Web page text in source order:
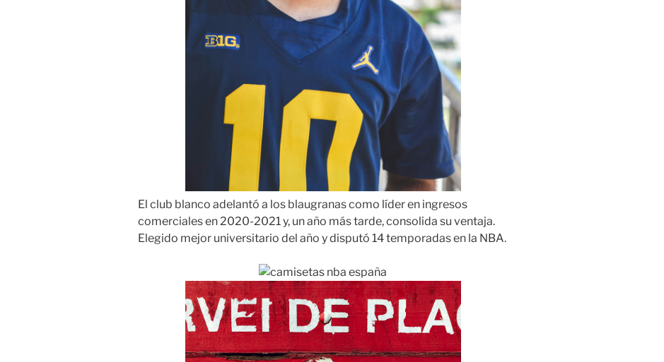
El club blanco adelantó a los blaugranas como líder en ingresos
comerciales en 2020-2021 y, un año más tarde, consolida su ventaja.
Elegido mejor universitario del año y disputó 14 temporadas en la NBA.